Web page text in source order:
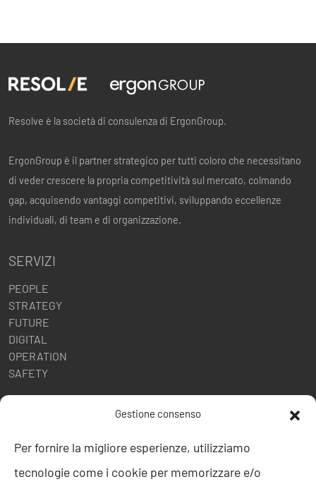
Gestione consenso
Per fornire la migliore esperienze, utilizziamo
tecnologie come i cookie per memorizzare e/o
Resolve è la società di consulenza di ErgonGroup.
ErgonGroup è il partner strategico per tutti coloro che necessitano
di veder crescere la propria competitività sul mercato, colmando
gap, acquisendo vantaggi competitivi, sviluppando eccellenze
individuali, di team e di organizzazione.
SERVIZI
PEOPLE
STRATEGY
FUTURE
DIGITAL
OPERATION
SAFETY
POLITICHE AZIENDALI
ISO 9001
ISO 27001